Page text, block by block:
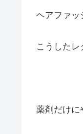
ヘアファッ
こうしたレ
薬剤だけに